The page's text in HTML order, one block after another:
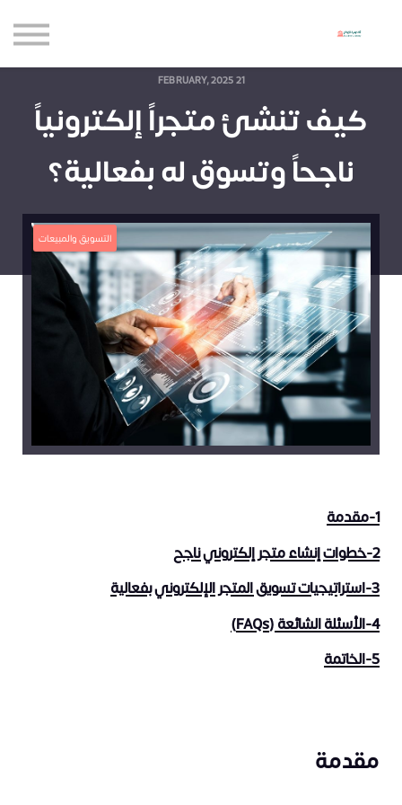
المدونة
الاعتماديات
حساب جديد
تسجيل الدخول
21 FEBRUARY, 2025
كيف تنشئ متجراً إلكترونياً
ناجحاً وتسوق له بفعالية؟
التسويق والمبيعات
1-مقدمة
2-خطوات إنشاء متجر إلكتروني ناجح
3-استراتيجيات تسويق المتجر الإلكتروني بفعالية
4-الأسئلة الشائعة (FAQs)
5-الخاتمة
مقدمة